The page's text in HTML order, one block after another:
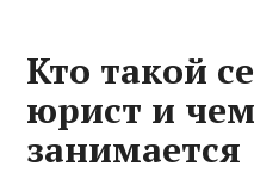
Кто такой
юрист и
занимается